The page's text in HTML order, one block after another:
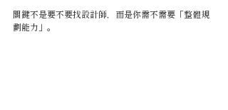
關鍵不是要不要找設計師，而是你需不需要「整體規
劃能力」。